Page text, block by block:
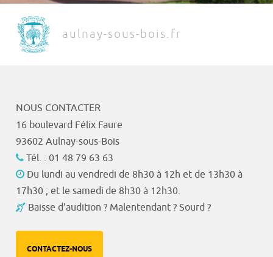
aulnay-sous-bois.fr
NOUS CONTACTER
16 boulevard Félix Faure
93602 Aulnay-sous-Bois
Tél. : 01 48 79 63 63
Du lundi au vendredi de 8h30 à 12h et de 13h30 à
17h30 ; et le samedi de 8h30 à 12h30.
Baisse d'audition ? Malentendant ? Sourd ?
CONTACTEZ-NOUS